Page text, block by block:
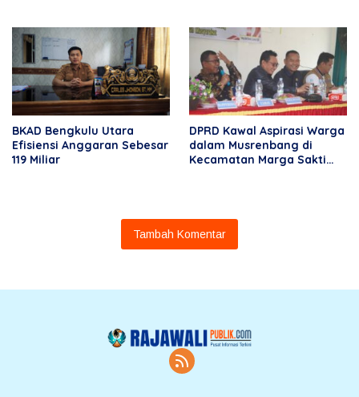
BKAD Bengkulu Utara
Efisiensi Anggaran Sebesar
119 Miliar
DPRD Kawal Aspirasi Warga
dalam Musrenbang di
Kecamatan Marga Sakti
Tambah Komentar